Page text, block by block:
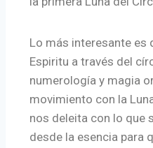
Lo más interesante es
Espiritu a través del
numerología y magia
movimiento con la
nos deleita con lo que
desde la esencia para